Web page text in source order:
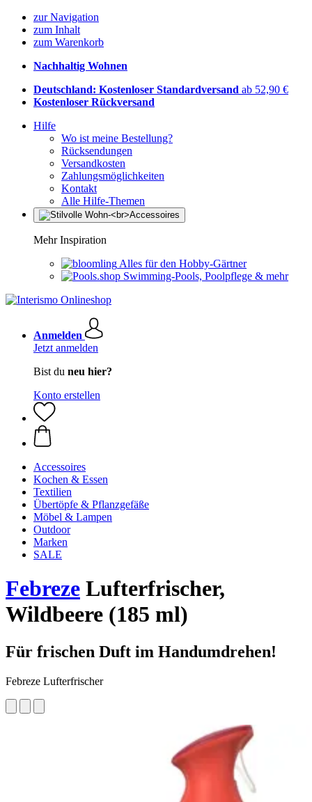
zur Navigation
zum Inhalt
zum Warenkorb
Nachhaltig Wohnen
Deutschland: Kostenloser Standardversand ab 52,90 €
Kostenloser Rückversand
Hilfe
Wo ist meine Bestellung?
Rücksendungen
Versandkosten
Zahlungsmöglichkeiten
Kontakt
Alle Hilfe-Themen
Mehr Inspiration
Alles für den Hobby-Gärtner
Swimming-Pools, Poolpflege & mehr
Anmelden
Jetzt anmelden
Bist du neu hier?
Konto erstellen
Accessoires
Kochen & Essen
Textilien
Übertöpfe & Pflanzgefäße
Möbel & Lampen
Outdoor
Marken
SALE
Febreze Lufterfrischer,
Wildbeere (185 ml)
Für frischen Duft im Handumdrehen!
Febreze Lufterfrischer